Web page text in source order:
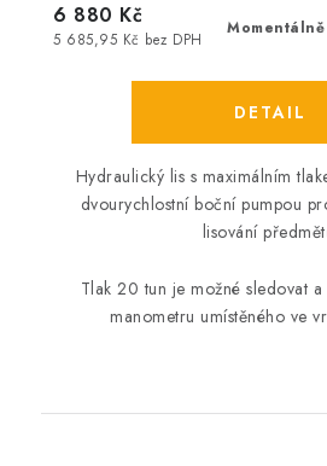
5 685,95 Kč bez DPH
6 880 Kč
Hydraulický lis s maximálním
dvourychlostní boční pumpou
lisování
Tlak 20 tun je možné sledovat
manometru umístěného ve